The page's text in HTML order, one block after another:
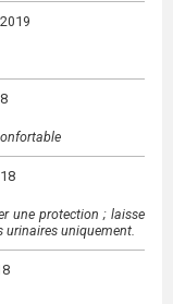
une protection ; laisse
urinaires uniquement.